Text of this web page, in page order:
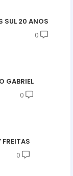
SUL 20 ANOS
0
GABRIEL
0
0